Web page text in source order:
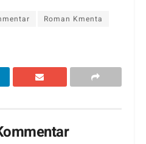
Roman Kmenta